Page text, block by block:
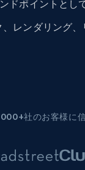
ドポイントとし
、レンダリング
社のお客様に